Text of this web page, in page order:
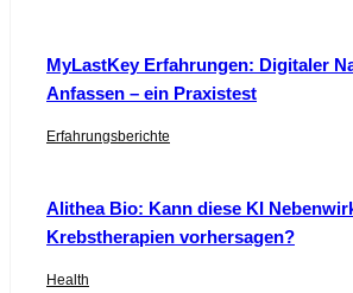
MyLastKey Erfahrungen: Digitaler
Anfassen – ein Praxistest
Erfahrungsberichte
Alithea Bio: Kann diese KI
Krebstherapien vorhersagen?
Health